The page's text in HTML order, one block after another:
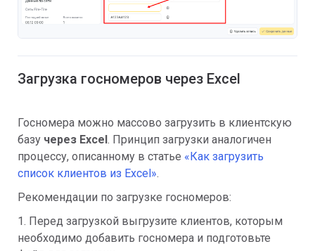
Загрузка госномеров через Excel
Госномера можно массово загрузить в клиентскую
базу через Excel. Принцип загрузки аналогичен
процессу, описанному в статье «Как загрузить
список клиентов из Excel».
Рекомендации по загрузке госномеров:
1. Перед загрузкой выгрузите клиентов, которым
необходимо добавить госномера и подготовьте